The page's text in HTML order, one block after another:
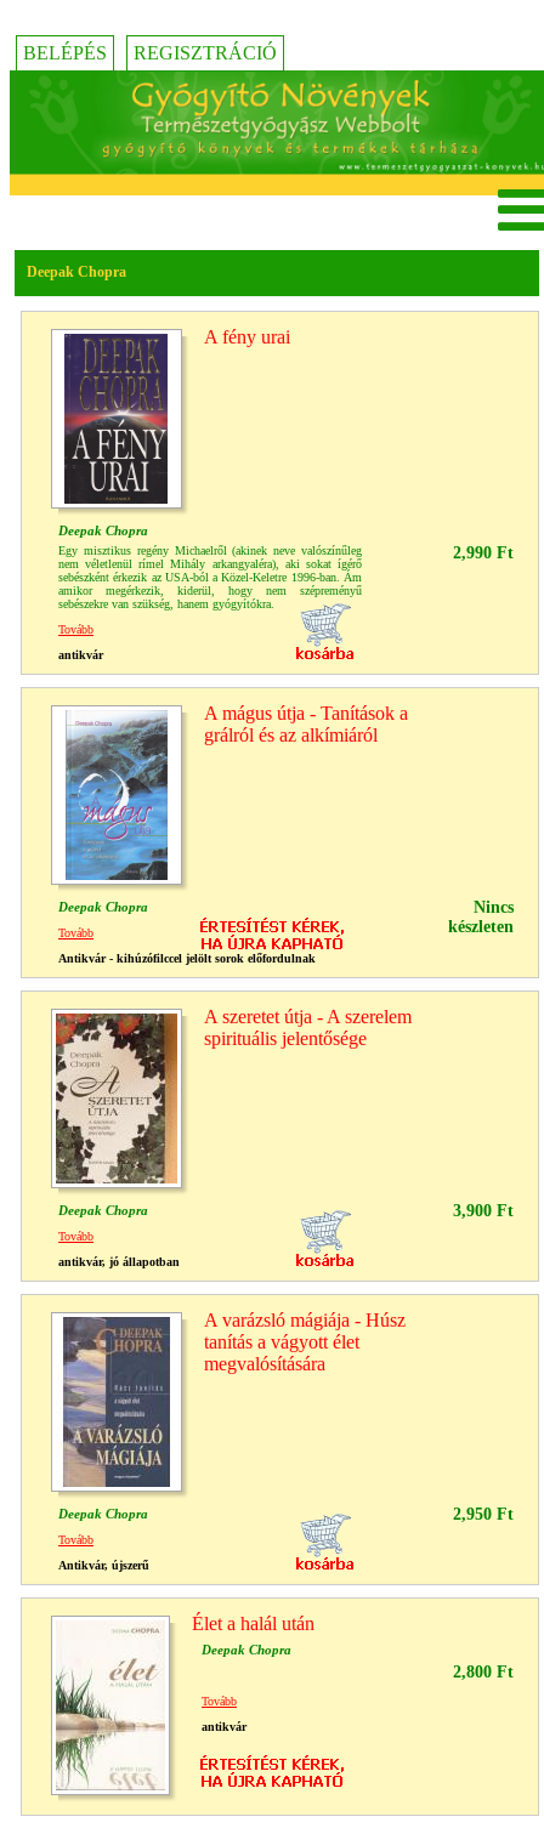
BELÉPÉS REGISZTRÁCIÓ
Deepak Chopra
A fény urai
Deepak Chopra
Egy misztikus regény Michaelről (akinek neve valószínűleg
nem véletlenül rímel Mihály arkangyaléra), aki sokat ígérő
sebészként érkezik az USA-ból a Közel-Keletre 1996-ban. Ám
amikor megérkezik, kiderül, hogy nem szépreményű
sebészekre van szükség, hanem gyógyítókra.
2,990 Ft
Tovább
antikvár
A mágus útja - Tanítások a
grálról és az alkímiáról
Deepak Chopra
Nincs
készleten
Tovább
Antikvár - kihúzófilccel jelölt sorok előfordulnak
A szeretet útja - A szerelem
spirituális jelentősége
Deepak Chopra 3,900 Ft
Tovább
antikvár, jó állapotban
A varázsló mágiája - Húsz
tanítás a vágyott élet
megvalósítására
Deepak Chopra 2,950 Ft
Tovább
Antikvár, újszerű
Élet a halál után
Deepak Chopra
2,800 Ft
Tovább
antikvár